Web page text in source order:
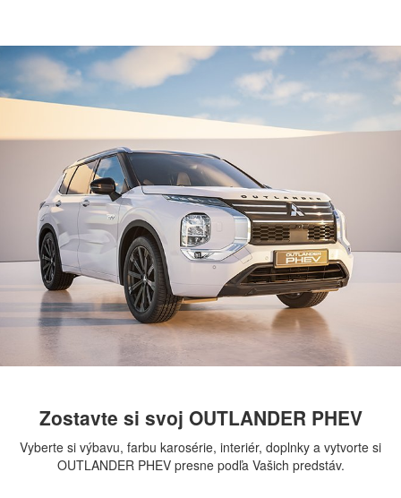
Zostavte si svoj OUTLANDER PHEV
Vyberte si výbavu, farbu karosérie, interiér, doplnky a vytvorte si
OUTLANDER PHEV presne podľa Vašich predstáv.